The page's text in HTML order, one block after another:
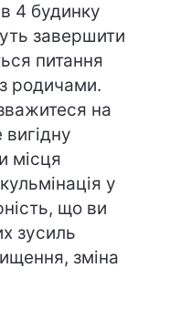
4 будинку
завершити
питання
родичами.
на
місця
у
що ви
зусиль
зміна